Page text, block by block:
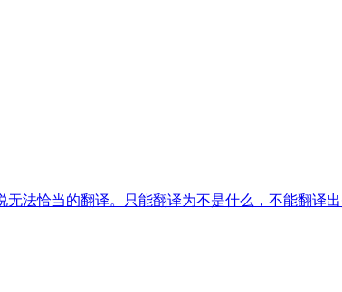
法恰当的翻译。只能翻译为不是什么，不能翻译出